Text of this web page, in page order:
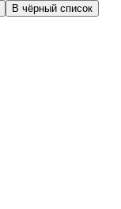
В чёрный список